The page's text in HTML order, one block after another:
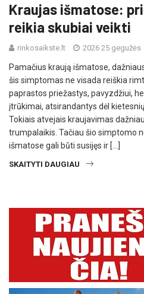
Kraujas išmatose:
reikia skubiai veikti
rinkosaikste.lt 2026 25 gegužės
Pamačius kraują išmatose,
šis simptomas ne visada reiškia
paprastos priežastys, pavyzdžiui,
įtrūkimai, atsirandantys dėl
Tokiais atvejais kraujavimas
trumpalaikis. Tačiau šio simptomo
išmatose gali būti susijęs ir […]
SKAITYTI DAUGIAU